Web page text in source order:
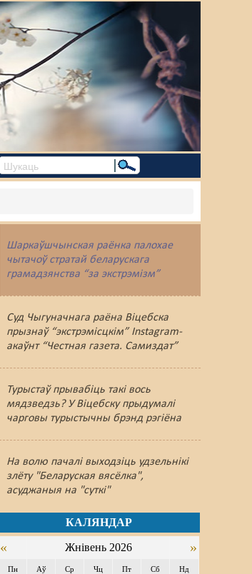
Шаркаўшчынская раёнка палохае
чытачоў стратай беларускага
грамадзянства “за экстрэмізм”
Суд Чыгуначнага раёна Віцебска
прызнаў “экстрэмісцкім” Instagram-
акаўнт “Честная газета. Самиздат”
Турыстаў прывабіць такі вось
мядзведзь? У Віцебску прыдумалі
чарговы турыстычны брэнд рэгіёна
На волю пачалі выходзіць удзельнікі
злёту "Беларуская вясёлка",
асуджаныя на "суткі"
КАЛЯНДАР
« Жнівень 2026 »
Пн Аў Ср Чц Пт Сб Нд